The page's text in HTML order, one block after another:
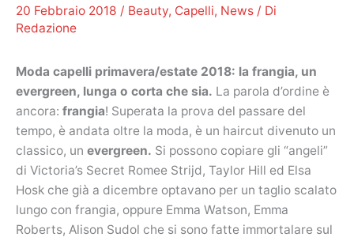
20 Febbraio 2018 / Beauty, Capelli, News / Di
Redazione
Moda capelli primavera/estate 2018: la frangia, un
evergreen, lunga o corta che sia. La parola d’ordine è
ancora: frangia! Superata la prova del passare del
tempo, è andata oltre la moda, è un haircut divenuto un
classico, un evergreen. Si possono copiare gli “angeli”
di Victoria’s Secret Romee Strijd, Taylor Hill ed Elsa
Hosk che già a dicembre optavano per un taglio scalato
lungo con frangia, oppure Emma Watson, Emma
Roberts, Alison Sudol che si sono fatte immortalare sul